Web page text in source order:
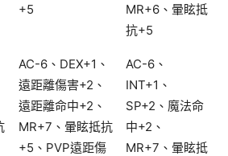
+5
MR+6、暈眩抵
抗+5
AC-6、DEX+1、
遠距離傷害+2、
遠距離命中+2、
MR+7、暈眩抵抗
+5、PVP遠距傷
AC-6、
INT+1、
SP+2、魔法命
中+2、
MR+7、暈眩抵